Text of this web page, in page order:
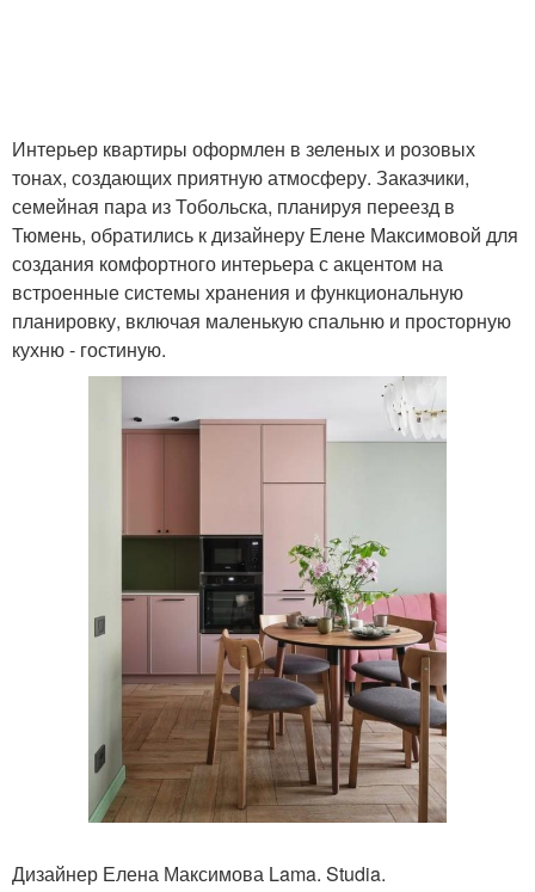
Интерьер квартиры оформлен в зеленых и розовых
тонах, создающих приятную атмосферу. Заказчики,
семейная пара из Тобольска, планируя переезд в
Тюмень, обратились к дизайнеру Елене Максимовой для
создания комфортного интерьера с акцентом на
встроенные системы хранения и функциональную
планировку, включая маленькую спальню и просторную
кухню - гостиную.
Дизайнер Елена Максимова Lama. Studia.